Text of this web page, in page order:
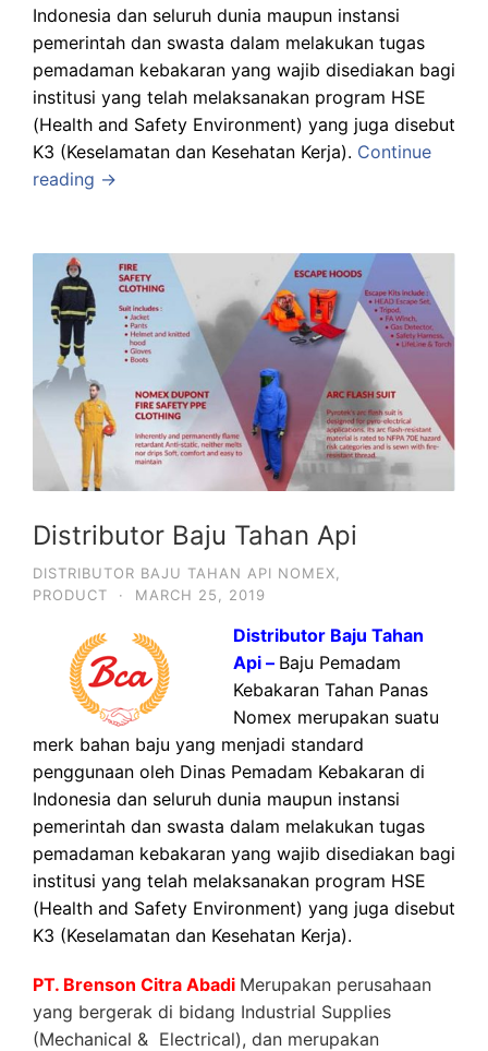
Indonesia dan seluruh dunia maupun instansi
pemerintah dan swasta dalam melakukan tugas
pemadaman kebakaran yang wajib disediakan bagi
institusi yang telah melaksanakan program HSE
(Health and Safety Environment) yang juga disebut
K3 (Keselamatan dan Kesehatan Kerja). Continue
reading →
Distributor Baju Tahan Api
DISTRIBUTOR BAJU TAHAN API NOMEX
PRODUCT
· MARCH 25, 2019
Distributor Baju Tahan
Api – Baju Pemadam
Kebakaran Tahan Panas
Nomex merupakan suatu
merk bahan baju yang menjadi standard
penggunaan oleh Dinas Pemadam Kebakaran di
Indonesia dan seluruh dunia maupun instansi
pemerintah dan swasta dalam melakukan tugas
pemadaman kebakaran yang wajib disediakan bagi
institusi yang telah melaksanakan program HSE
(Health and Safety Environment) yang juga disebut
K3 (Keselamatan dan Kesehatan Kerja).
PT. Brenson Citra Abadi Merupakan perusahaan
yang bergerak di bidang Industrial Supplies
(Mechanical & Electrical), dan merupakan